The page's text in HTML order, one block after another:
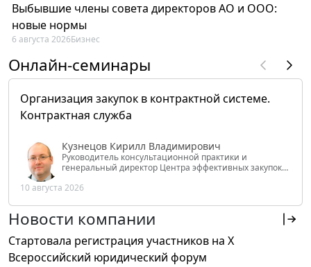
Выбывшие члены совета директоров АО и ООО:
новые нормы
6 августа 2026Бизнес
Онлайн-семинары
Организация закупок в контрактной системе.
Контрактная служба
Кузнецов Кирилл Владимирович
Руководитель консультационной практики и
генеральный директор Центра эффективных закупок
РФ
10 августа 2026
Новости компании
Стартовала регистрация участников на X
Всероссийский юридический форум